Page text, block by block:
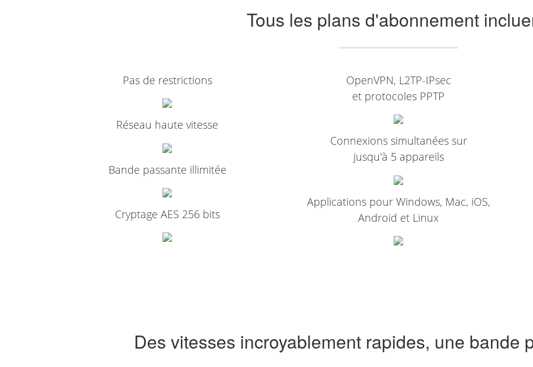
Tous les plans d'abonnement
Pas de restrictions
Réseau haute vitesse
Bande passante illimitée
Cryptage AES 256 bits
OpenVPN, L2TP-IPsec
et protocoles PPTP
Connexions simultanées sur
jusqu'à 5 appareils
Applications pour Windows, Mac, iOS,
Android et Linux
Des vitesses incroyablement rapides, une bande